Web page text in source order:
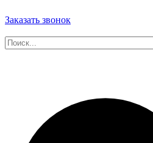
Заказать звонок